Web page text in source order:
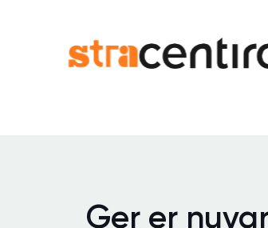
Ger er